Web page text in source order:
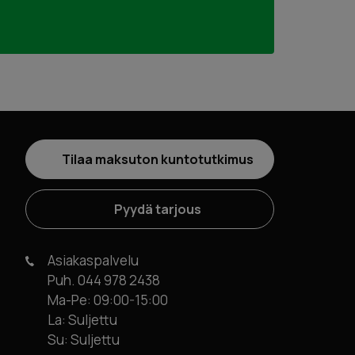
Tilaa maksuton kuntotutkimus
Pyydä tarjous
Asiakaspalvelu
Puh. 044 978 2438
Ma-Pe: 09:00-15:00
La: Suljettu
Su: Suljettu
tarvittavan. Sai hyvän